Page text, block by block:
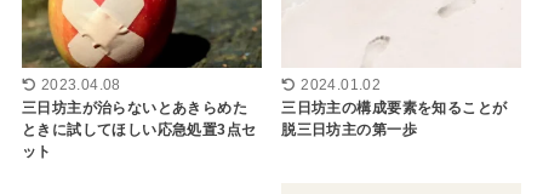
2023.04.08
三日坊主が治らないとあきらめた
ときに試してほしい応急処置3点セ
ット
2024.01.02
三日坊主の構成要素を知ることが
脱三日坊主の第一歩